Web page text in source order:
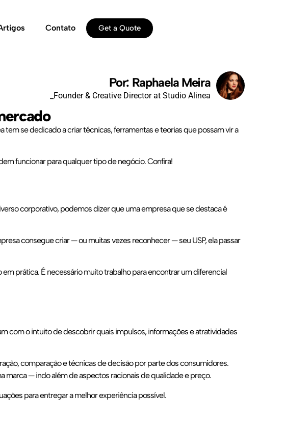
Contato Get a Quote
Por: Raphaela Meira
_Founder & Creative Director at Studio Alinea
se dedicado a criar técnicas, ferramentas e teorias que possam vir a
funcionar para qualquer tipo de negócio. Confira!
corporativo, podemos dizer que uma empresa que se destaca é
consegue criar — ou muitas vezes reconhecer — seu USP, ela passar
prática. É necessário muito trabalho para encontrar um diferencial
com o intuito de descobrir quais impulsos, informações e atratividades
comparação e técnicas de decisão por parte dos consumidores.
marca — indo além de aspectos racionais de qualidade e preço.
para entregar a melhor experiência possível.